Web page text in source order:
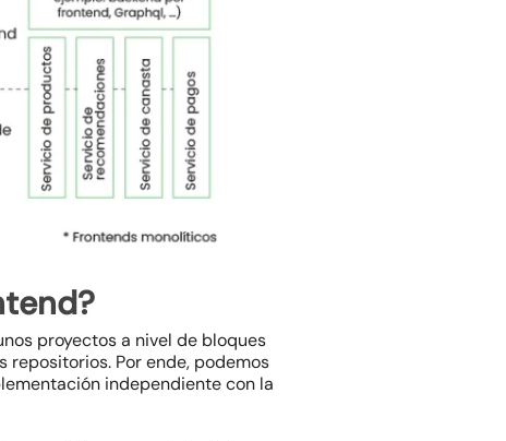
proyectos a nivel de bloques
repositorios. Por ende, podemos
independiente con la